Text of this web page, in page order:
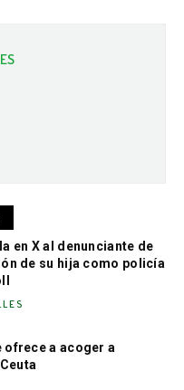
en X al denunciante de
de su hija como policía
ofrece a acoger a